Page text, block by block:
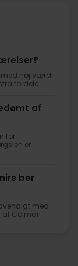
med høj værdi
fordele.
af
for
er
bør
med
af Colmar.